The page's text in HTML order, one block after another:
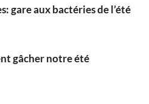
gare aux bactéries de l’été
gâcher notre été